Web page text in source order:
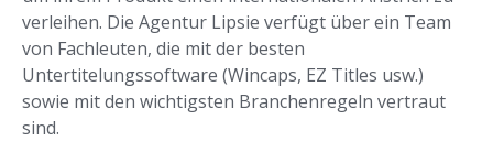
verleihen. Die Agentur Lipsie verfügt über ein Team
von Fachleuten, die mit der besten
Untertitelungssoftware (Wincaps, EZ Titles usw.)
sowie mit den wichtigsten Branchenregeln vertraut
sind.